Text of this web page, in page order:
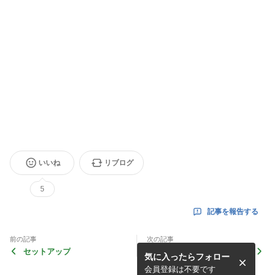
いいね
5
リブログ
記事を報告する
前の記事
セットアップ
次の記事
気に入ったらフォロー
会員登録は不要です